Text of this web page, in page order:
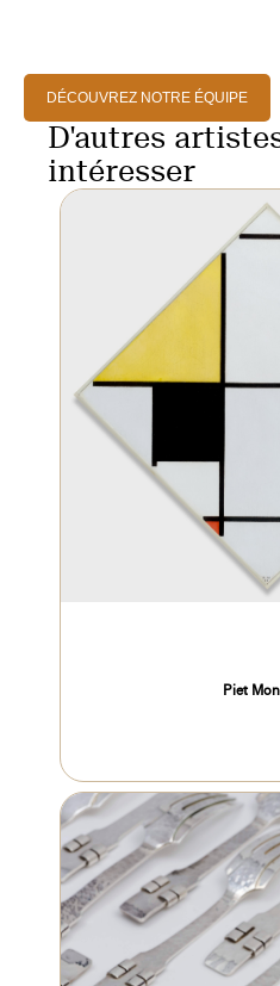
DÉCOUVREZ NOTRE ÉQUIPE
D'autres
intéresser
Piet